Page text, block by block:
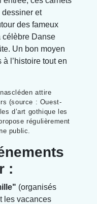
dessiner et
des fameux
célèbre Danse
Un bon moyen
à l’histoire tout en
attire
(source : Ouest-
d’art gothique les
régulièrement
public.
:
(organisés
les vacances